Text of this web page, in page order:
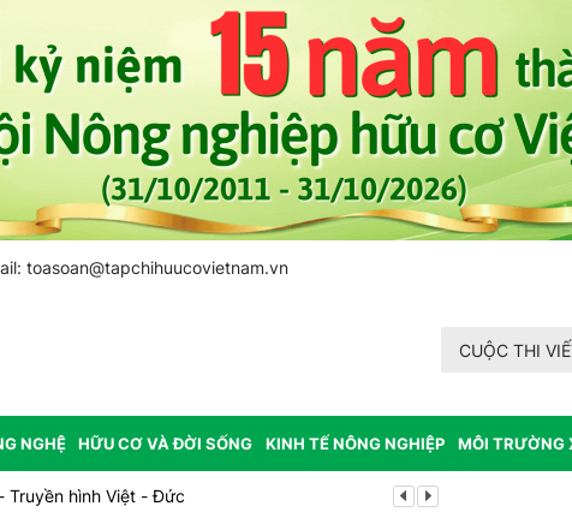
toasoan@tapchihuucovietnam.vn
CUỘC THI
NGHỆ HỮU CƠ VÀ ĐỜI SỐNG KINH TẾ NÔNG NGHIỆP MÔI TRƯỜNG
Truyền hình Việt - Đức Lễ hội Sầu riêng Đắk